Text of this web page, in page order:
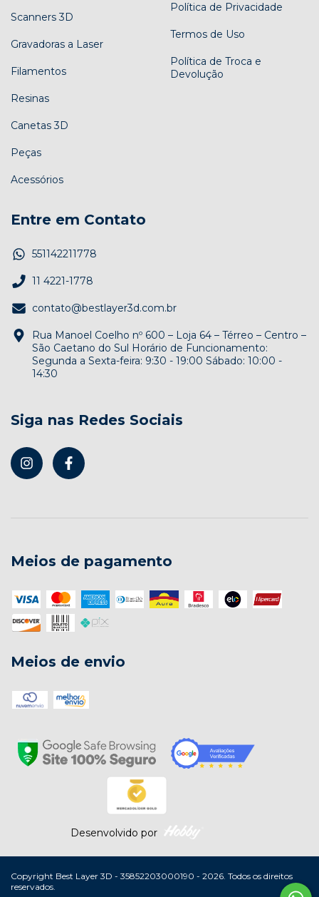
Scanners 3D
Gravadoras a Laser
Filamentos
Resinas
Canetas 3D
Peças
Acessórios
Política de Privacidade
Termos de Uso
Política de Troca e
Devolução
Entre em Contato
551142211778
11 4221-1778
contato@bestlayer3d.com.br
Rua Manoel Coelho nº 600 – Loja 64 – Térreo – Centro –
São Caetano do Sul Horário de Funcionamento:
Segunda a Sexta-feira: 9:30 - 19:00 Sábado: 10:00 -
14:30
Siga nas Redes Sociais
Meios de pagamento
Meios de envio
Desenvolvido por
Copyright Best Layer 3D - 35852203000190 - 2026. Todos os direitos
reservados.